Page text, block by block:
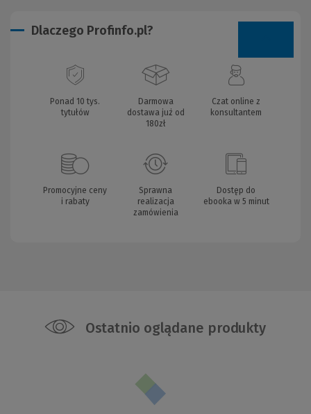
Dlaczego Profinfo.pl?
Ponad 10 tys.
tytułów
Darmowa
dostawa już od
180zł
Czat online z
konsultantem
Promocyjne ceny
i rabaty
Sprawna
realizacja
zamówienia
Dostęp do
ebooka w 5 minut
Ostatnio oglądane produkty